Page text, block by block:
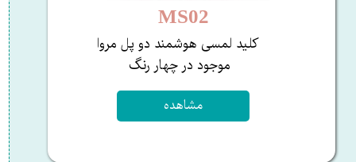
MS02
کلید لمسی هوشمند دو پل مروا
​​​​​​​موجود در چهار رنگ ​​​​​​
مشاهده